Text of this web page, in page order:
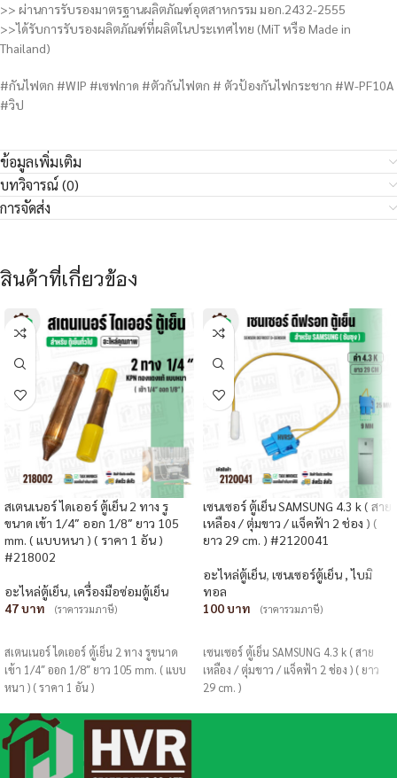
>> ผ่านการรับรองมาตรฐานผลิตภัณฑ์อุตสาหกรรม มอก.2432-2555
>>ได้รับการรับรองผลิตภัณฑ์ที่ผลิตในประเทศไทย (MiT หรือ Made in
Thailand)
#กันไฟตก #WIP #เซฟกาด #ตัวกันไฟตก # ตัวป้องกันไฟกระชาก #W-PF10A
#วิป
ข้อมูลเพิ่มเติม
บทวิจารณ์ (0)
การจัดส่ง
สินค้าที่เกี่ยวข้อง
สเตนเนอร์ ไดเออร์ ตู้เย็น 2 ทาง รู
ขนาด เข้า 1/4″ ออก 1/8″ ยาว 105
mm. ( แบบหนา ) ( ราคา 1 อัน )
#218002
อะไหล่ตู้เย็น, เครื่องมือซ่อมตู้เย็น
47
(ราคารวมภาษี)
สเตนเนอร์ ไดเออร์ ตู้เย็น 2 ทาง รูขนาด
เข้า 1/4″ ออก 1/8″ ยาว 105 mm. ( แบบ
หนา ) ( ราคา 1 อัน )
เซนเซอร์ ตู้เย็น SAMSUNG 4.3 k ( สาย
เหลือง / ตุ่มขาว / แจ็คฟ้า 2 ช่อง ) (
ยาว 29 cm. ) #2120041
อะไหล่ตู้เย็น, เซนเซอร์ตู้เย็น , ไบมิ
ทอล
100
(ราคารวมภาษี)
เซนเซอร์ ตู้เย็น SAMSUNG 4.3 k ( สาย
เหลือง / ตุ่มขาว / แจ็คฟ้า 2 ช่อง ) ( ยาว
29 cm. )